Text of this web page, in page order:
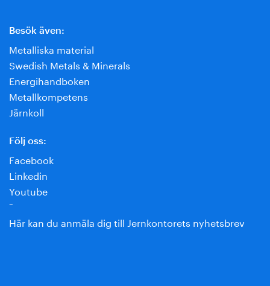
Besök även:
Metalliska material
Swedish Metals & Minerals
Energihandboken
Metallkompetens
Järnkoll
Följ oss:
Facebook
Linkedin
Youtube
¨
Här kan du anmäla dig till Jernkontorets nyhetsbrev